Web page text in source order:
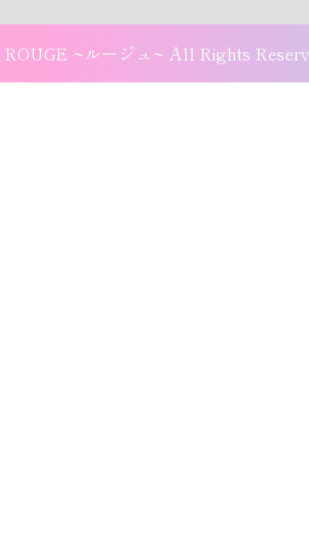
~ルージュ~ All Rights